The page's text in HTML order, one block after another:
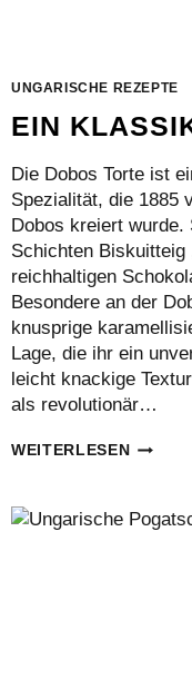
UNGARISCHE REZEPTE
EIN
Die Dobos Torte ist
Spezialität, die 1885
Dobos kreiert
Schichten Biskuitteig
reichhaltigen
Besondere an der
knusprige
Lage, die ihr ein
leicht knackige
als revolutionär…
WEITERLESENEIN
TORTE